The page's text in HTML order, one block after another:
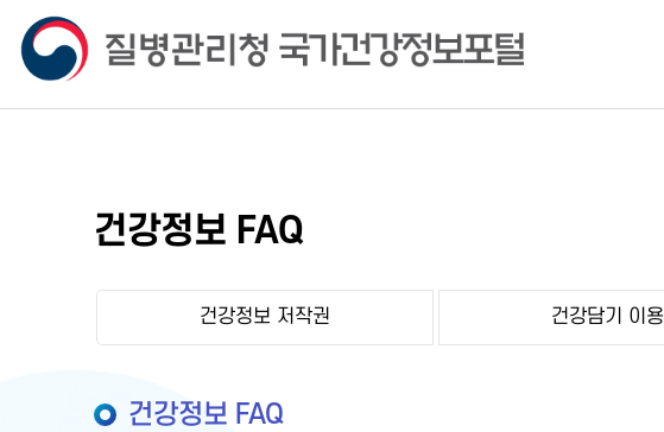
건강정보 FAQ
건강정보 저작권 건강담기 이용
건강정보 FAQ